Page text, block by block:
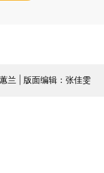
兰 | 版面编辑：张佳雯